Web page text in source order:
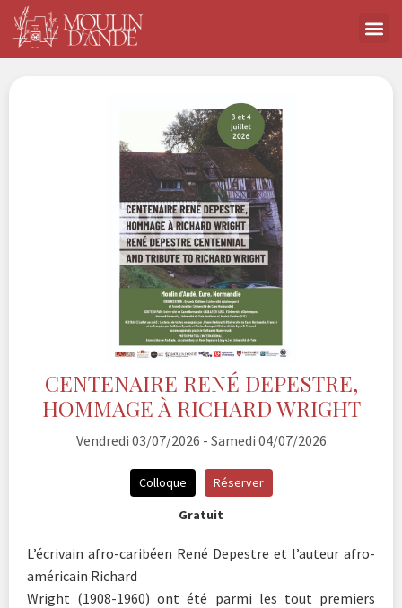
CENTENAIRE RENÉ DEPESTRE,
HOMMAGE À RICHARD WRIGHT
Vendredi 03/07/2026 - Samedi 04/07/2026
Colloque
Réserver
Gratuit
L’écrivain afro-caribéen René Depestre et l’auteur afro-
américain Richard
Wright (1908-1960) ont été parmi les tout premiers